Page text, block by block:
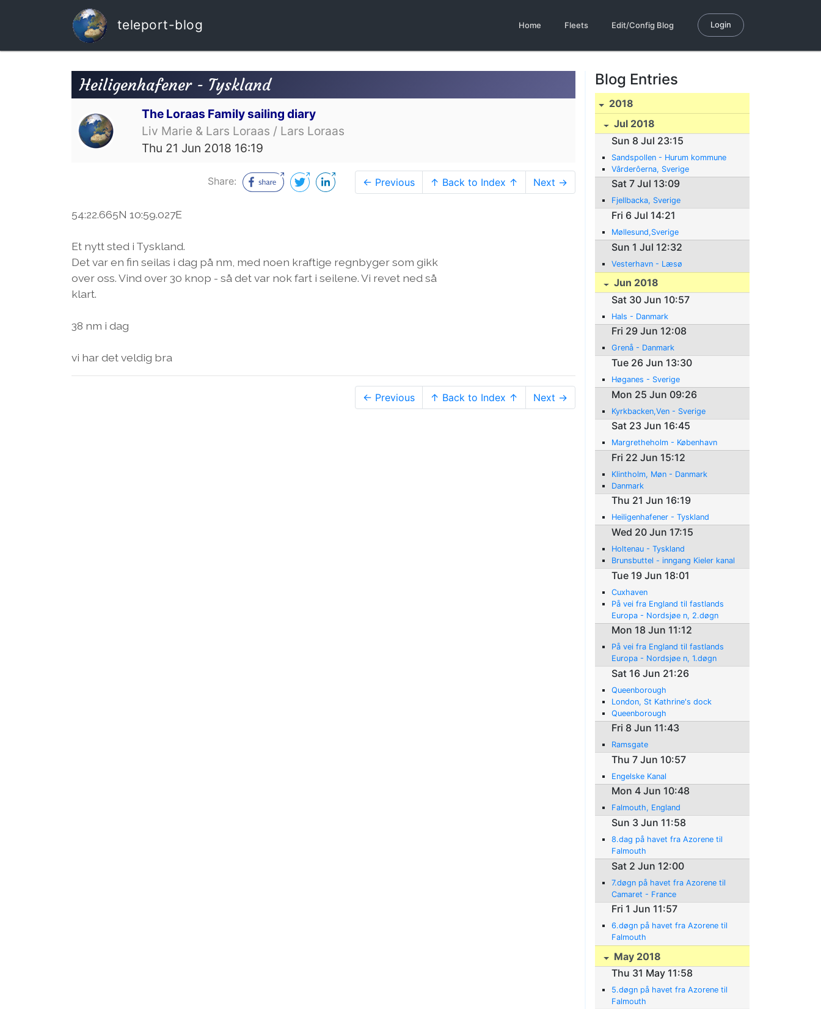
teleport-blog Home Fleets Edit/Config Blog Login
Heiligenhafener - Tyskland
The Loraas Family sailing diary
Liv Marie & Lars Loraas / Lars Loraas
Thu 21 Jun 2018 16:19
Share: ← Previous ↑ Back to Index ↑ Next →
54:22.665N 10:59.027E
Et nytt sted i Tyskland.
Det var en fin seilas i dag på nm, med noen kraftige regnbyger som gikk
over oss. Vind over 30 knop - så det var nok fart i seilene. Vi revet ned så
klart.
38 nm i dag
vi har det veldig bra
← Previous ↑ Back to Index ↑ Next →
Blog Entries
2018
Jul 2018
Sun 8 Jul 23:15
Sandspollen - Hurum kommune
Vârderôerna, Sverige
Sat 7 Jul 13:09
Fjellbacka, Sverige
Fri 6 Jul 14:21
Møllesund,Sverige
Sun 1 Jul 12:32
Vesterhavn - Læsø
Jun 2018
Sat 30 Jun 10:57
Hals - Danmark
Fri 29 Jun 12:08
Grenå - Danmark
Tue 26 Jun 13:30
Høganes - Sverige
Mon 25 Jun 09:26
Kyrkbacken,Ven - Sverige
Sat 23 Jun 16:45
Margretheholm - København
Fri 22 Jun 15:12
Klintholm, Møn - Danmark
Danmark
Thu 21 Jun 16:19
Heiligenhafener - Tyskland
Wed 20 Jun 17:15
Holtenau - Tyskland
Brunsbuttel - inngang Kieler kanal
Tue 19 Jun 18:01
Cuxhaven
På vei fra England til fastlands
Europa - Nordsjøe n, 2.døgn
Mon 18 Jun 11:12
På vei fra England til fastlands
Europa - Nordsjøe n, 1.døgn
Sat 16 Jun 21:26
Queenborough
London, St Kathrine's dock
Queenborough
Fri 8 Jun 11:43
Ramsgate
Thu 7 Jun 10:57
Engelske Kanal
Mon 4 Jun 10:48
Falmouth, England
Sun 3 Jun 11:58
8.dag på havet fra Azorene til
Falmouth
Sat 2 Jun 12:00
7.døgn på havet fra Azorene til
Camaret - France
Fri 1 Jun 11:57
6.døgn på havet fra Azorene til
Falmouth
May 2018
Thu 31 May 11:58
5.døgn på havet fra Azorene til
Falmouth